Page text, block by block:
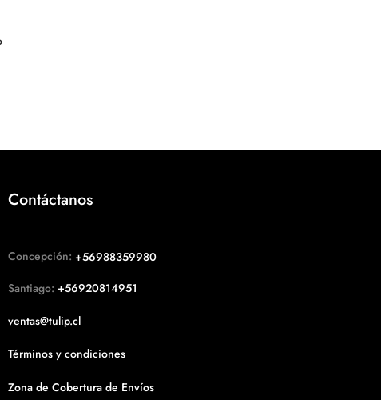
Contáctanos
Concepción: +56988359980
Santiago: +56920814951
ventas@tulip.cl
Términos y condiciones
Zona de Cobertura de Envíos